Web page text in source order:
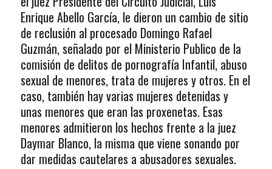
Enrique Abello García, le dieron un cambio de sitio
de reclusión al procesado Domingo Rafael
Guzmán, señalado por el Ministerio Publico de la
comisión de delitos de pornografía Infantil, abuso
sexual de menores, trata de mujeres y otros. En el
caso, también hay varias mujeres detenidas y
unas menores que eran las proxenetas. Esas
menores admitieron los hechos frente a la juez
Daymar Blanco, la misma que viene sonando por
dar medidas cautelares a abusadores sexuales.